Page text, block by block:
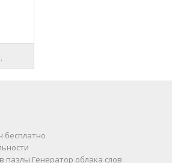
бесплатно
пазлы Генератор облака слов